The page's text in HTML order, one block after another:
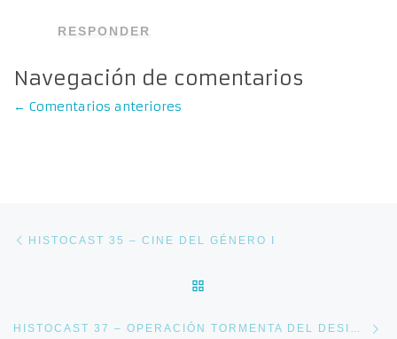
RESPONDER
Navegación de comentarios
← Comentarios anteriores
Navegación de entradas
HISTOCAST 35 – CINE DEL GÉNERO I
HISTOCAST 37 – OPERACIÓN TORMENTA DEL DESIERTO